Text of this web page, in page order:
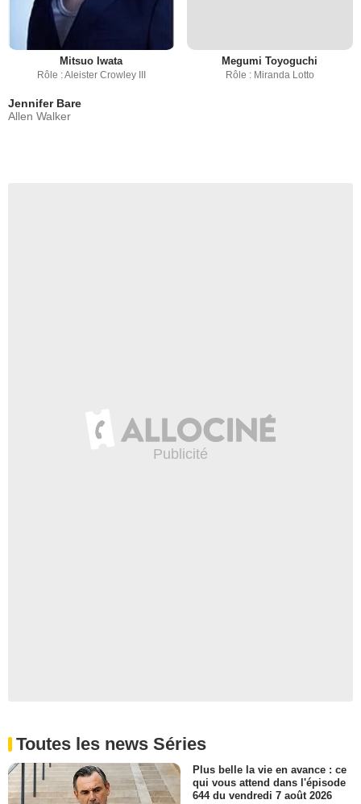
Mitsuo Iwata
Rôle : Aleister Crowley III
Megumi Toyoguchi
Rôle : Miranda Lotto
Jennifer Bare
Allen Walker
Toutes les news Séries
Plus belle la vie en avance : ce
qui vous attend dans l'épisode
644 du vendredi 7 août 2026